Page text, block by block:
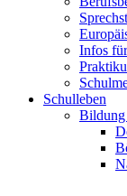
Infos
Schulleben